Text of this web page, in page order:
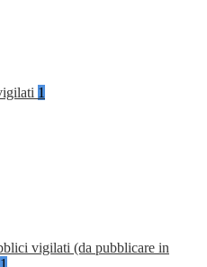
1
vigilati (da pubblicare in